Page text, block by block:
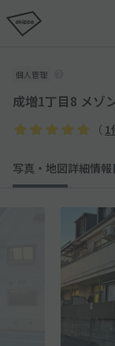
個人管理
成増1丁目8 メゾ
（ 1
写真・地図詳細情報